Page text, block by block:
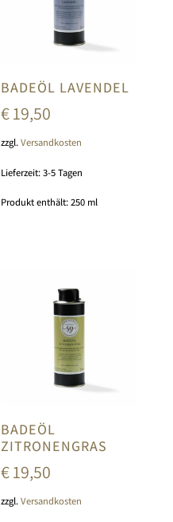
BADEÖL LAVENDEL
€19,50
zzgl.Versandkosten
Lieferzeit:3-5 Tagen
Produkt enthält: 250 ml
BADEÖL
ZITRONENGRAS
€19,50
zzgl.Versandkosten